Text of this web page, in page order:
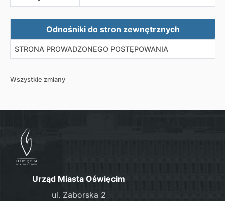
Zewnętrzne odnośniki
Odnośniki do stron zewnętrznych
STRONA PROWADZONEGO POSTĘPOWANIA
Wszystkie zmiany
Urząd Miasta Oświęcim
ul. Zaborska 2